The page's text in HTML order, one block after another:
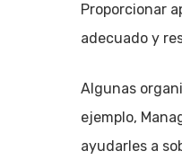
Proporcionar
adecuado y
Algunas
ejemplo,
ayudarles a